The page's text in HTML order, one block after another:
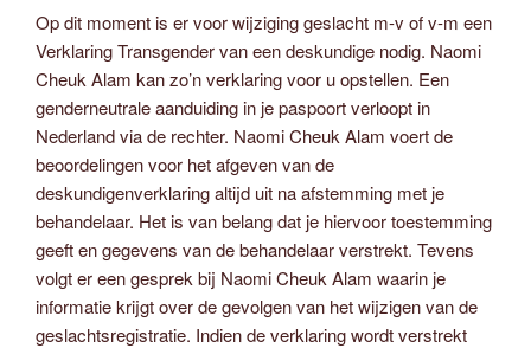
Op dit moment is er voor wijziging geslacht m-v of v-m een
Verklaring Transgender van een deskundige nodig. Naomi
Cheuk Alam kan zo’n verklaring voor u opstellen. Een
genderneutrale aanduiding in je paspoort verloopt in
Nederland via de rechter. Naomi Cheuk Alam voert de
beoordelingen voor het afgeven van de
deskundigenverklaring altijd uit na afstemming met je
behandelaar. Het is van belang dat je hiervoor toestemming
geeft en gegevens van de behandelaar verstrekt. Tevens
volgt er een gesprek bij Naomi Cheuk Alam waarin je
informatie krijgt over de gevolgen van het wijzigen van de
geslachtsregistratie. Indien de verklaring wordt verstrekt